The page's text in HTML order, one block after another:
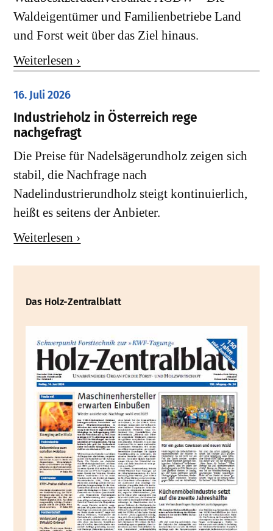
Waldeigentümer und Familienbetriebe Land
und Forst weit über das Ziel hinaus.
Weiterlesen ›
16. Juli 2026
Industrieholz in Österreich rege
nachgefragt
Die Preise für Nadelsägerundholz zeigen sich
stabil, die Nachfrage nach
Nadelindustrierundholz steigt kontinuierlich,
heißt es seitens der Anbieter.
Weiterlesen ›
Das Holz-Zentralblatt